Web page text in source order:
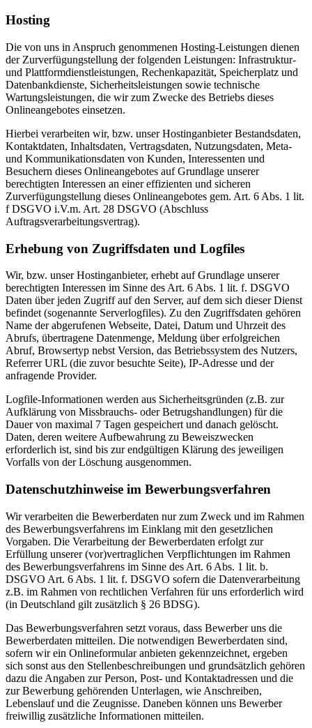
Hosting
Die von uns in Anspruch genommenen Hosting-Leistungen dienen
der Zurverfügungstellung der folgenden Leistungen: Infrastruktur-
und Plattformdienstleistungen, Rechenkapazität, Speicherplatz und
Datenbankdienste, Sicherheitsleistungen sowie technische
Wartungsleistungen, die wir zum Zwecke des Betriebs dieses
Onlineangebotes einsetzen.
Hierbei verarbeiten wir, bzw. unser Hostinganbieter Bestandsdaten,
Kontaktdaten, Inhaltsdaten, Vertragsdaten, Nutzungsdaten, Meta-
und Kommunikationsdaten von Kunden, Interessenten und
Besuchern dieses Onlineangebotes auf Grundlage unserer
berechtigten Interessen an einer effizienten und sicheren
Zurverfügungstellung dieses Onlineangebotes gem. Art. 6 Abs. 1 lit.
f DSGVO i.V.m. Art. 28 DSGVO (Abschluss
Auftragsverarbeitungsvertrag).
Erhebung von Zugriffsdaten und Logfiles
Wir, bzw. unser Hostinganbieter, erhebt auf Grundlage unserer
berechtigten Interessen im Sinne des Art. 6 Abs. 1 lit. f. DSGVO
Daten über jeden Zugriff auf den Server, auf dem sich dieser Dienst
befindet (sogenannte Serverlogfiles). Zu den Zugriffsdaten gehören
Name der abgerufenen Webseite, Datei, Datum und Uhrzeit des
Abrufs, übertragene Datenmenge, Meldung über erfolgreichen
Abruf, Browsertyp nebst Version, das Betriebssystem des Nutzers,
Referrer URL (die zuvor besuchte Seite), IP-Adresse und der
anfragende Provider.
Logfile-Informationen werden aus Sicherheitsgründen (z.B. zur
Aufklärung von Missbrauchs- oder Betrugshandlungen) für die
Dauer von maximal 7 Tagen gespeichert und danach gelöscht.
Daten, deren weitere Aufbewahrung zu Beweiszwecken
erforderlich ist, sind bis zur endgültigen Klärung des jeweiligen
Vorfalls von der Löschung ausgenommen.
Datenschutzhinweise im Bewerbungsverfahren
Wir verarbeiten die Bewerberdaten nur zum Zweck und im Rahmen
des Bewerbungsverfahrens im Einklang mit den gesetzlichen
Vorgaben. Die Verarbeitung der Bewerberdaten erfolgt zur
Erfüllung unserer (vor)vertraglichen Verpflichtungen im Rahmen
des Bewerbungsverfahrens im Sinne des Art. 6 Abs. 1 lit. b.
DSGVO Art. 6 Abs. 1 lit. f. DSGVO sofern die Datenverarbeitung
z.B. im Rahmen von rechtlichen Verfahren für uns erforderlich wird
(in Deutschland gilt zusätzlich § 26 BDSG).
Das Bewerbungsverfahren setzt voraus, dass Bewerber uns die
Bewerberdaten mitteilen. Die notwendigen Bewerberdaten sind,
sofern wir ein Onlineformular anbieten gekennzeichnet, ergeben
sich sonst aus den Stellenbeschreibungen und grundsätzlich gehören
dazu die Angaben zur Person, Post- und Kontaktadressen und die
zur Bewerbung gehörenden Unterlagen, wie Anschreiben,
Lebenslauf und die Zeugnisse. Daneben können uns Bewerber
freiwillig zusätzliche Informationen mitteilen.